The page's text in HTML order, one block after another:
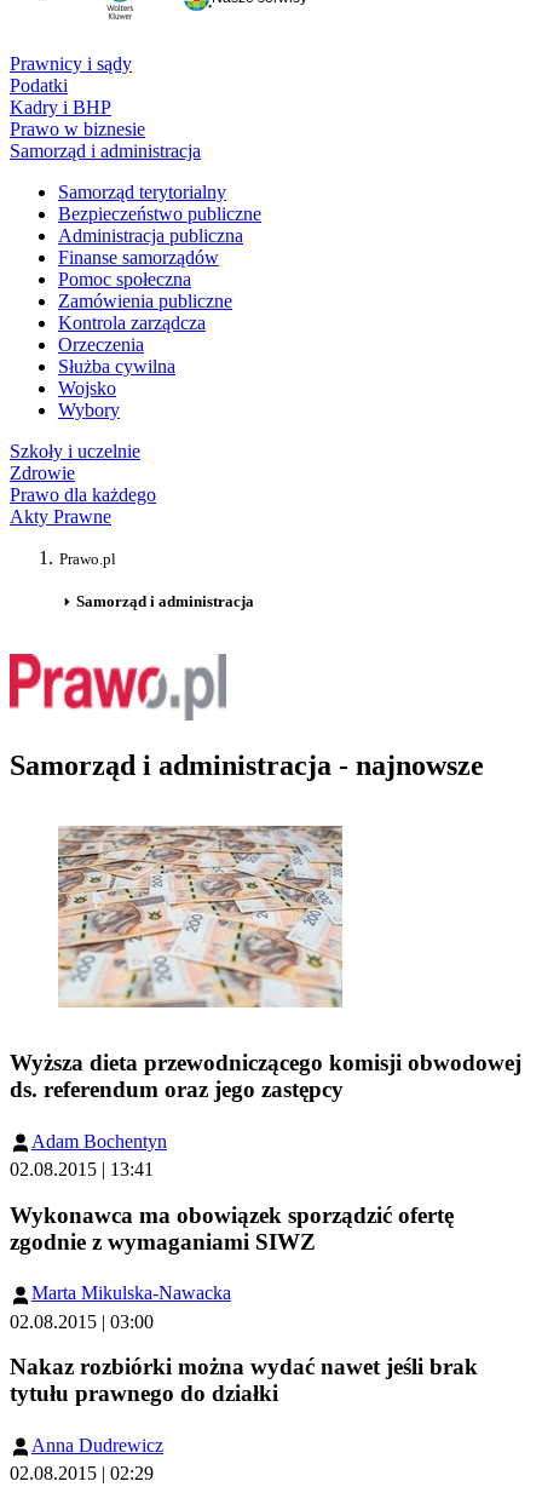
Prawnicy i sądy
Podatki
Kadry i BHP
Prawo w biznesie
Samorząd i administracja
Samorząd terytorialny
Bezpieczeństwo publiczne
Administracja publiczna
Finanse samorządów
Pomoc społeczna
Zamówienia publiczne
Kontrola zarządcza
Orzeczenia
Służba cywilna
Wojsko
Wybory
Szkoły i uczelnie
Zdrowie
Prawo dla każdego
Akty Prawne
Prawo.pl
Samorząd i administracja
Samorząd i administracja - najnowsze
Wyższa dieta przewodniczącego komisji obwodowej
ds. referendum oraz jego zastępcy
Adam Bochentyn
02.08.2015 | 13:41
Wykonawca ma obowiązek sporządzić ofertę
zgodnie z wymaganiami SIWZ
Marta Mikulska-Nawacka
02.08.2015 | 03:00
Nakaz rozbiórki można wydać nawet jeśli brak
tytułu prawnego do działki
Anna Dudrewicz
02.08.2015 | 02:29